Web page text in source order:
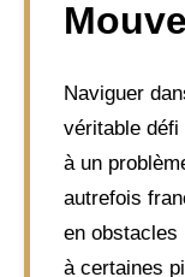
Naviguer
véritable défi
à un
autrefois
en obstacles
à certaines